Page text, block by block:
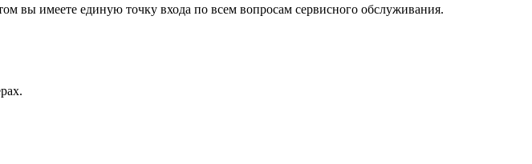
вы имеете единую точку входа по всем вопросам сервисного обслуживания.